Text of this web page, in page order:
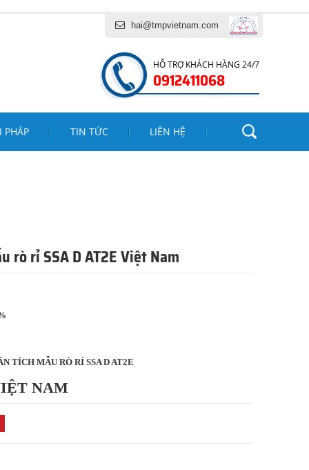
hai@tmpvietnam.com
HỖ TRỢ KHÁCH HÀNG 24/7
0912411068
PHÁP TIN TỨC LIÊN HỆ
rò rỉ SSA D AT2E Việt Nam
TÍCH MẪU RÒ RỈ SSA D AT2E
NAM